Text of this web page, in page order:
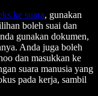
ke suara, gunakan
boleh suai dan
gunakan dokumen,
Anda juga boleh
dan masukkan ke
suara manusia yang
pada kerja, sambil